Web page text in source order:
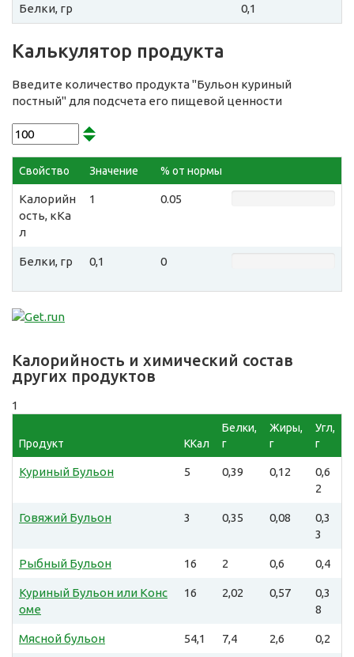
Белки, гр 0,1
Калькулятор продукта
Введите количество продукта "Бульон куриный
постный" для подсчета его пищевой ценности
Свойство Значение % от нормы
Калорийн
ость, кКа
л
1 0.05
Белки, гр 0,1 0
Калорийность и химический состав
других продуктов
1
Продукт ККал
Белки,
г
Жиры,
г
Угл,
г
Куриный Бульон 5 0,39 0,12
0,6
2
Говяжий Бульон 3 0,35 0,08
0,3
3
Рыбный Бульон 16 2 0,6 0,4
Куриный Бульон или Конс
оме
16 2,02 0,57
0,3
8
Мясной бульон 54,1 7,4 2,6 0,2